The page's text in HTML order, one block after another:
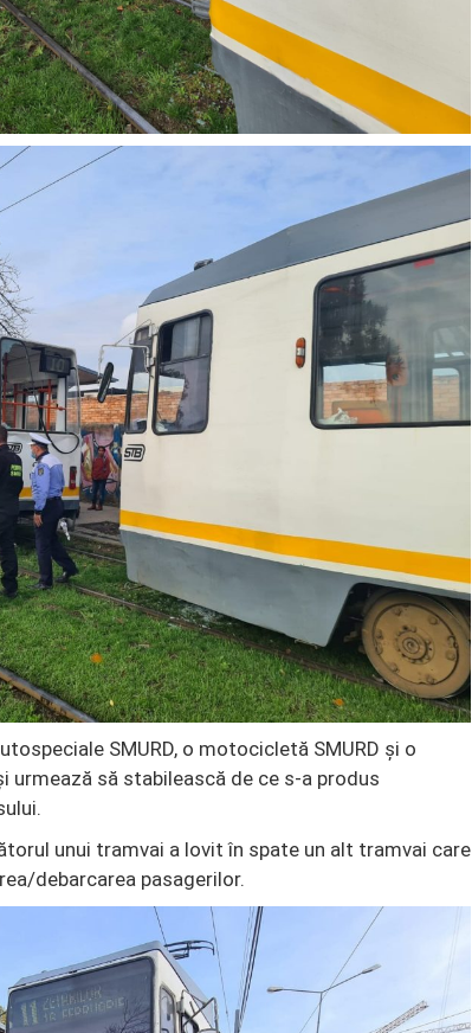
SMURD, o motocicletă SMURD și o
urmează să stabilească de ce s-a produs
unui tramvai a lovit în spate un alt tramvai care
debarcarea pasagerilor.